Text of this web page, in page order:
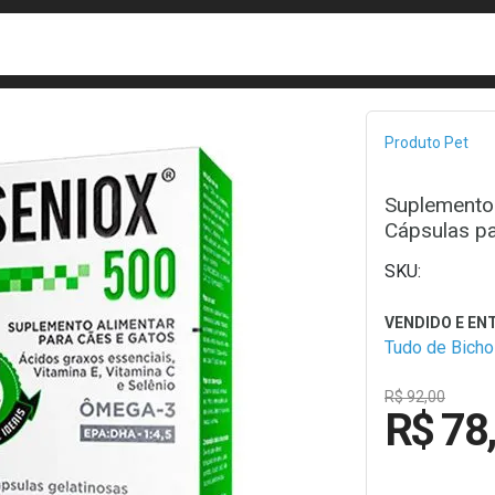
Produto Pet
Cápsulas
Tudo de Bicho
R$ 92,00
R$